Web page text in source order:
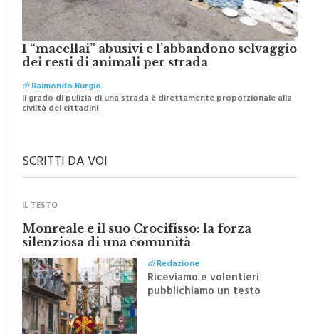
I “macellai” abusivi e l’abbandono selvaggio
dei resti di animali per strada
diRaimondo Burgio
SCRITTI DA VOI
IL TESTO
Monreale e il suo Crocifisso: la forza
silenziosa di una comunità
diRedazione
Riceviamo e volentieri